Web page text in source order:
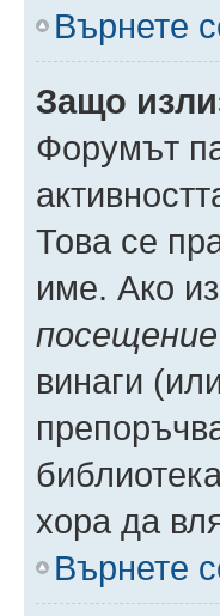
Върнете
Защо
Форумът
Това се
име. Ако
посещение
винаги
хора да
Върнете